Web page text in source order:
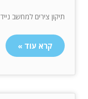
תיקון צירים למחשב נייד HP
קרא עוד »